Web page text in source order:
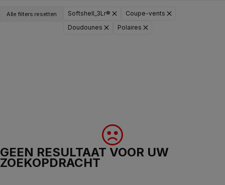
Alle filters resetten Softshell_3Lr®
Coupe-vents
Doudounes
Polaires
GEEN RESULTAAT VOOR UW
ZOEKOPDRACHT